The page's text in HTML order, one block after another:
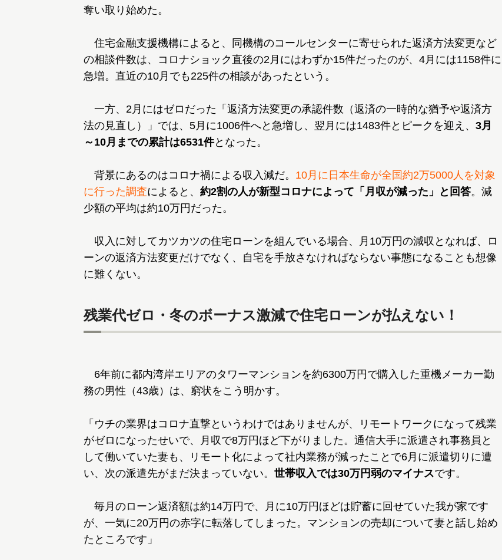
奪い取り始めた。
住宅金融支援機構によると、同機構のコールセンターに寄せられた返済方法変更など
の相談件数は、コロナショック直後の2月にはわずか15件だったのが、4月には1158件に
急増。直近の10月でも225件の相談があったという。
一方、2月にはゼロだった「返済方法変更の承認件数（返済の一時的な猶予や返済方
法の見直し）」では、5月に1006件へと急増し、翌月には1483件とピークを迎え、 3月
～10月までの累計は6531件となった。
背景にあるのはコロナ禍による収入減だ。 10月に日本生命が全国約2万5000人を対象
に行った調査によると、 約2割の人が新型コロナによって「月収が減った」と回答。減
少額の平均は約10万円だった。
収入に対してカツカツの住宅ローンを組んでいる場合、月10万円の減収となれば、ロ
ーンの返済方法変更だけでなく、自宅を手放さなければならない事態になることも想像
に難くない。
残業代ゼロ・冬のボーナス激減で住宅ローンが払えない！
6年前に都内湾岸エリアのタワーマンションを約6300万円で購入した重機メーカー勤
務の男性（43歳）は、窮状をこう明かす。
「ウチの業界はコロナ直撃というわけではありませんが、リモートワークになって残業
がゼロになったせいで、月収で8万円ほど下がりました。通信大手に派遣され事務員と
して働いていた妻も、リモート化によって社内業務が減ったことで6月に派遣切りに遭
い、次の派遣先がまだ決まっていない。 世帯収入では30万円弱のマイナスです。
毎月のローン返済額は約14万円で、月に10万円ほどは貯蓄に回せていた我が家です
が、一気に20万円の赤字に転落してしまった。マンションの売却について妻と話し始め
たところです」